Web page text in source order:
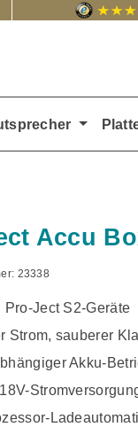
Accu
23338
Pro-Ject S2-Geräte
Strom, sauberer
Akku-